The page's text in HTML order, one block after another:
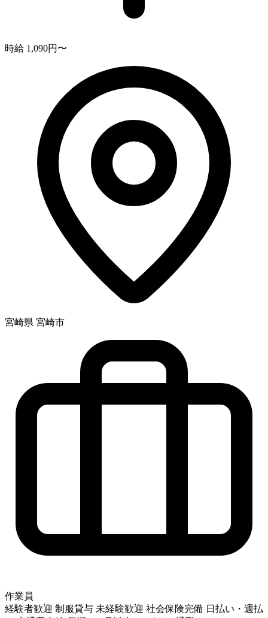
時給 1,090円〜
宮崎県 宮崎市
作業員
経験者歓迎 制服貸与 未経験歓迎 社会保険完備 日払い・週払